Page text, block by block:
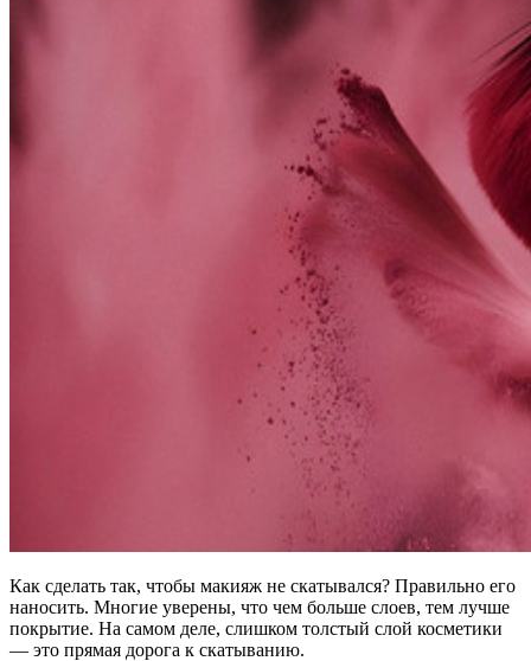
Как сделать так, чтобы макияж не скатывался? Правильно его
наносить. Многие уверены, что чем больше слоев, тем лучше
покрытие. На самом деле, слишком толстый слой косметики
— это прямая дорога к скатыванию.